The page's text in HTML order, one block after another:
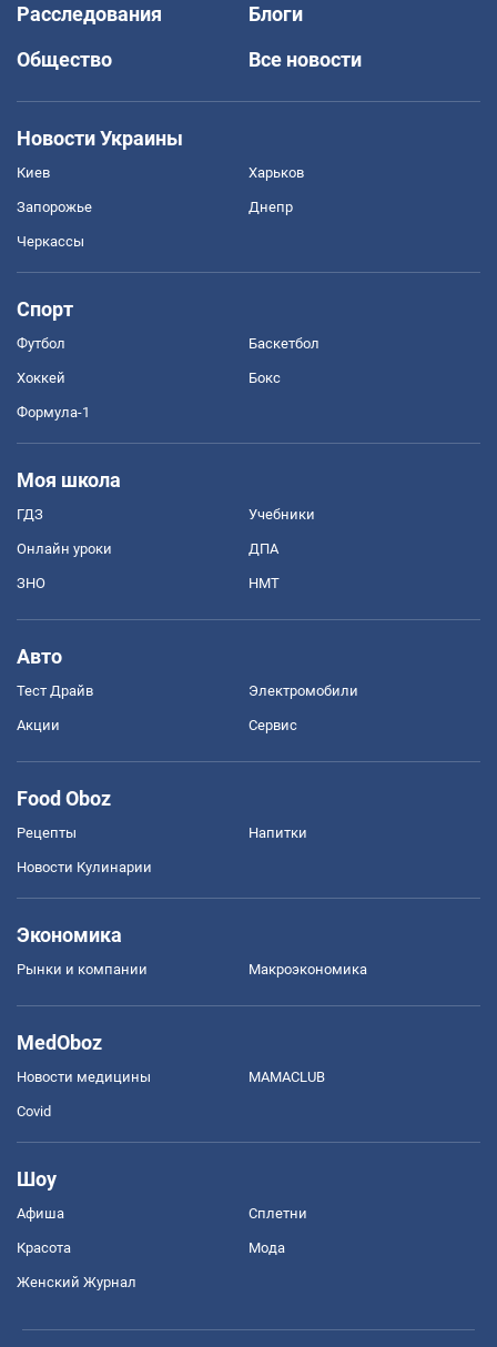
Расследования
Блоги
Общество
Все новости
Новости Украины
Киев Харьков
Запорожье Днепр
Черкассы
Спорт
Футбол Баскетбол
Хоккей Бокс
Формула-1
Моя школа
ГДЗ Учебники
Онлайн уроки ДПА
ЗНО НМТ
Авто
Тест Драйв Электромобили
Акции Сервис
Food Oboz
Рецепты Напитки
Новости Кулинарии
Экономика
Рынки и компании Mакроэкономика
MedOboz
Новости медицины MAMACLUB
Covid
Шоу
Афиша Сплетни
Красота Мода
Женский Журнал